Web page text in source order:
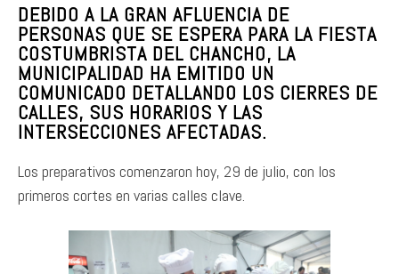
DEBIDO A LA GRAN AFLUENCIA DE
PERSONAS QUE SE ESPERA PARA LA FIESTA
COSTUMBRISTA DEL CHANCHO, LA
MUNICIPALIDAD HA EMITIDO UN
COMUNICADO DETALLANDO LOS CIERRES DE
CALLES, SUS HORARIOS Y LAS
INTERSECCIONES AFECTADAS.
Los preparativos comenzaron hoy, 29 de julio, con los
primeros cortes en varias calles clave.